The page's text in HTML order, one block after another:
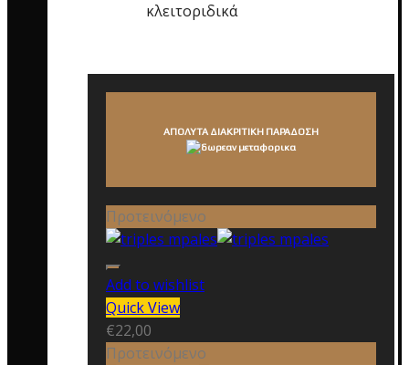
κλειτοριδικά
ΑΠΟΛΥΤΑ ΔΙΑΚΡΙΤΙΚΗ ΠΑΡΑΔΟΣΗ
Προτεινόμενο
Add to wishlist
Quick View
€22,00
Προτεινόμενο